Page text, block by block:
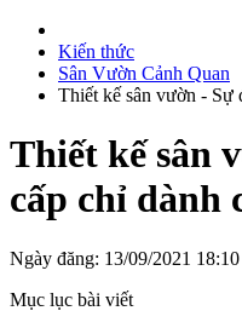
Kiến thức
Sân Vườn Cảnh Quan
Thiết kế sân vườn - Sự
Thiết kế sân
cấp chỉ dành
Ngày đăng: 13/09/2021 18:10
Mục lục bài viết